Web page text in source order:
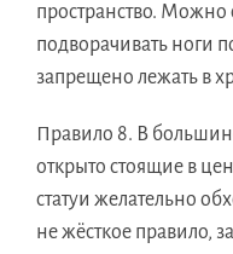
пространство. Можно
подворачивать ноги
запрещено лежать в
Правило 8. В
открыто стоящие в
статуи желательно
не жёсткое правило,